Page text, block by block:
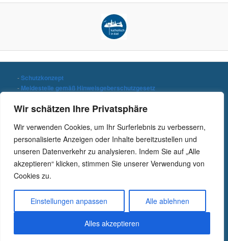
Wir schätzen Ihre Privatsphäre
Wir verwenden Cookies, um Ihr Surferlebnis zu verbessern,
personalisierte Anzeigen oder Inhalte bereitzustellen und
unseren Datenverkehr zu analysieren. Indem Sie auf „Alle
akzeptieren“ klicken, stimmen Sie unserer Verwendung von
Cookies zu.
Einstellungen anpassen Alle ablehnen
Alles akzeptieren
-Schutzkonzept
- Meldestelle gemäß Hinweisgeberschutzgesetz
-Impressum
Stichwort suchen
S
u
c
e
n